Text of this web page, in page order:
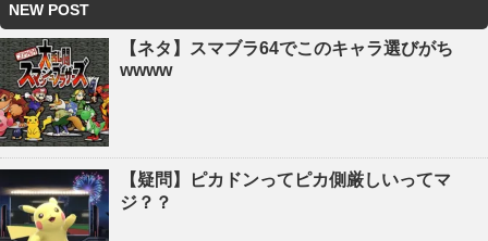
NEW POST
【ネタ】スマブラ64でこのキャラ選びがち
wwww
【疑問】ピカドンってピカ側厳しいってマ
ジ？？